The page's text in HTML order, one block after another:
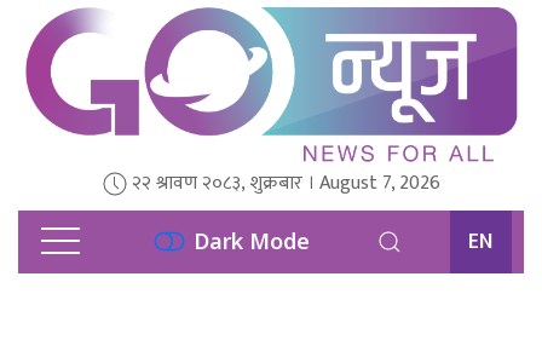
२२ श्रावण २०८३, शुक्रबार । August 7, 2026
Dark Mode EN